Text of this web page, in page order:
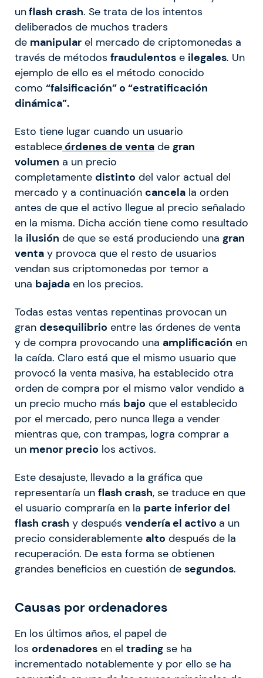
unflash crash. Se trata de los intentos
deliberados de muchos traders
de manipular el mercado de criptomonedas a
través de métodos fraudulentos e ilegales. Un
ejemplo de ello es el método conocido
como “falsificación” o “estratificación
dinámica”.
Esto tiene lugar cuando un usuario
estableceórdenes de venta de gran
volumen a un precio
completamente distinto del valor actual del
mercado y a continuación cancela la orden
antes de que el activo llegue al precio señalado
en la misma. Dicha acción tiene como resultado
la ilusión de que se está produciendo una gran
venta y provoca que el resto de usuarios
vendan sus criptomonedas por temor a
una bajada en los precios.
Todas estas ventas repentinas provocan un
gran desequilibrio entre las órdenes de venta
y de compra provocando una amplificación en
la caída. Claro está que el mismo usuario que
provocó la venta masiva, ha establecido otra
orden de compra por el mismo valor vendido a
un precio mucho más bajo que el establecido
por el mercado, pero nunca llega a vender
mientras que, con trampas, logra comprar a
un menor precio los activos.
Este desajuste, llevado a la gráfica que
representaría un flash crash, se traduce en que
el usuario compraría en la parte inferior del
flash crash y después vendería el activo a un
precio considerablemente alto después de la
recuperación. De esta forma se obtienen
grandes beneficios en cuestión de segundos.
Causas por ordenadores
En los últimos años, el papel de
los ordenadores en el trading se ha
incrementado notablemente y por ello se ha